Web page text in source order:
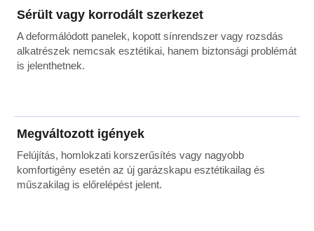
Sérült vagy korrodált szerkezet
A deformálódott panelek, kopott sínrendszer vagy rozsdás
alkatrészek nemcsak esztétikai, hanem biztonsági problémát
is jelenthetnek.
Megváltozott igények
Felújítás, homlokzati korszerűsítés vagy nagyobb
komfortigény esetén az új garázskapu esztétikailag és
műszakilag is előrelépést jelent.